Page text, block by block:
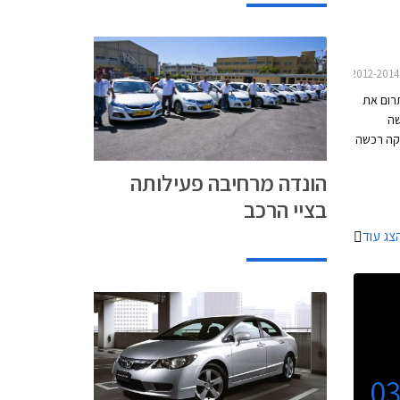
את
רכשה
עוד
הונדה מרחיבה פעילותה
בציי הרכב